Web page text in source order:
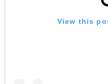
View this